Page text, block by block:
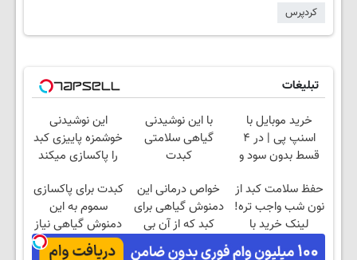
کردپرس
تبلیغات
خرید موبایل با
اسنپ پی | در ۴
قسط بدون سود و
با این نوشیدنی
گیاهی سلامتی
کبدت
این نوشیدنی
خوشمزه پاییزی کبد
را پاکسازی میکند
حفظ سلامت کبد از
نون شب واجب تره!
لینک خرید با
تخفیف ویژه
خواص درمانی این
دمنوش گیاهی برای
کبد که از آن بی
کبدت برای پاکسازی
سموم به این
دمنوش گیاهی نیاز
داره